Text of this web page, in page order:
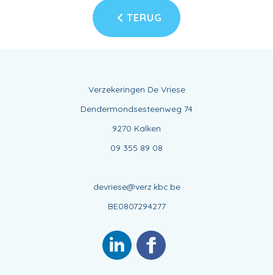
TERUG
Verzekeringen De Vriese
Dendermondsesteenweg 74
9270 Kalken
09 355 89 08
devriese@verz.kbc.be
BE0807294277